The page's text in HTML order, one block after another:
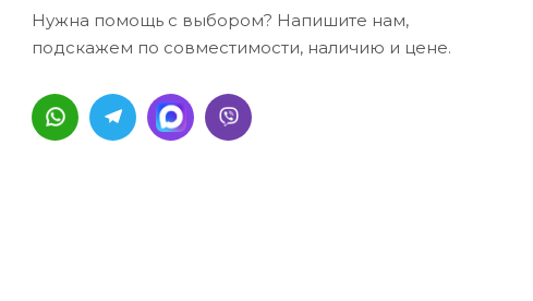
Нужна помощь с выбором? Напишите нам,
подскажем по совместимости, наличию и цене.